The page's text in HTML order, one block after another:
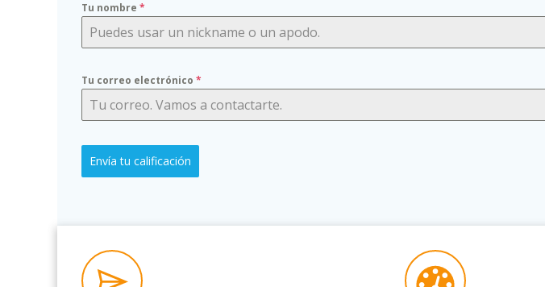
Tu nombre *
Tu correo electrónico *
Envía tu calificación